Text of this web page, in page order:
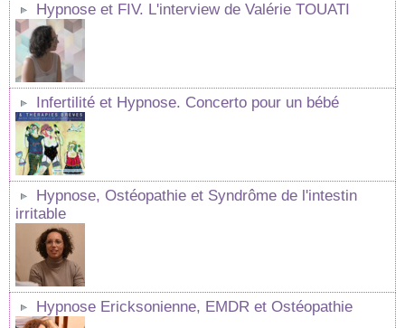
Hypnose et FIV. L'interview de Valérie TOUATI
Infertilité et Hypnose. Concerto pour un bébé
Hypnose, Ostéopathie et Syndrôme de l'intestin
irritable
Hypnose Ericksonienne, EMDR et Ostéopathie